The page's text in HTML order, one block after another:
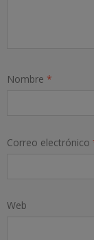
Nombre *
Correo electrónico
Web